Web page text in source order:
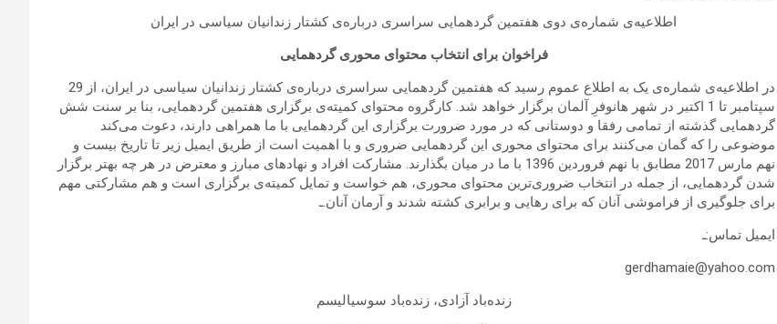
اطلاعیه‌ی شماره‌ی دوی هفتمین گردهمایی سراسری درباره‌ی کشتار زندانیان سیاسی در ایران
فراخوان برای انتخاب محتوای محوری گردهمایی
در اطلاعیه‌ی شماره‌ی یک به اطلاع عموم رسید که هفتمین گردهمایی سراسری درباره‌ی کشتار زندانیان سیاسی در ایران، از 29
سپتامبر تا 1 اکتبر در شهر هانوفرِ آلمان برگزار خواهد شد. کارگروه محتوای کمیته‌ی برگزاری هفتمین گردهمایی، بنا بر سنت شش
گردهمایی گذشته از تمامی رفقا و دوستانی که در مورد ضرورت برگزاری این گردهمایی با ما همراهی دارند، دعوت می‌کند
موضوعی را که گمان می‌کنند برای محتوای محوری این گردهمایی ضروری و با اهمیت است از طریق ایمیل زیر تا تاریخ بیست و
نهم مارس 2017 مطابق با نهم فروردین 1396 با ما در میان بگذارند. مشارکت افراد و نهادهای مبارز و معترض در هر چه بهتر برگزار
شدن گردهمایی، از جمله در انتخاب ضروری‌ترین محتوای محوری، هم خواست و تمایل کمیته‌ی برگزاری است و هم مشارکتی مهم
برای جلوگیری از فراموشی آنان که برای رهایی و برابری کشته شدند و آرمان آنان.ـ
ایمیل تماس:ـ
gerdhamaie@yahoo.com
زنده‌باد آزادی، زنده‌باد سوسیالیسم